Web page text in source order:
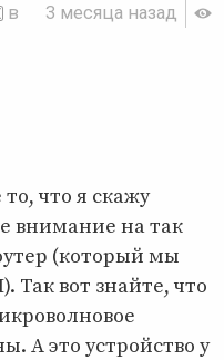
3 месяца назад
в
что я скажу
внимание на так
(который мы
Так вот знайте, что
А это устройство у